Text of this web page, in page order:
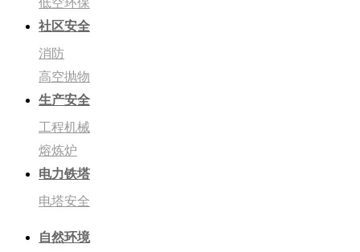
低空环保
社区安全
消防
高空抛物
生产安全
工程机械
熔炼炉
电力铁塔
电塔安全
自然环境